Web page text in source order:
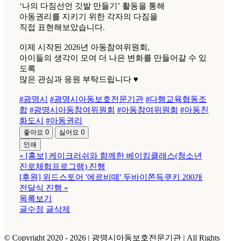
‘나의 다짐선언 깃발 만들기’ 활동을 통해
아동권리를 지키기 위한 각자의 다짐을
직접 표현해보았습니다.
이제 시작된 2026년 아동참여위원회,
아이들의 생각이 모여 더 나은 변화를 만들어갈 수 있
도록
많은 관심과 응원 부탁드립니다 ♥
#광명시 #광명시아동보호전문기관 #다행교육협동조
합 #광명시아동참여위원회 #아동참여위원회 #아동친
화도시 #아동권리
좋아요 0 싫어요 0
인쇄
« [홍보] 케이크러쉬와 함께한 베이킹클래스(청소년
진로체험프로그램) 진행
[후원] 위드스토어 '에르비떼' 두바이쫀득쿠키 200개
전달식 진행 »
목록보기
글수정 글삭제
© Copyright 2020 - 2026 | 광명시아동보호전문기관 | All Rights